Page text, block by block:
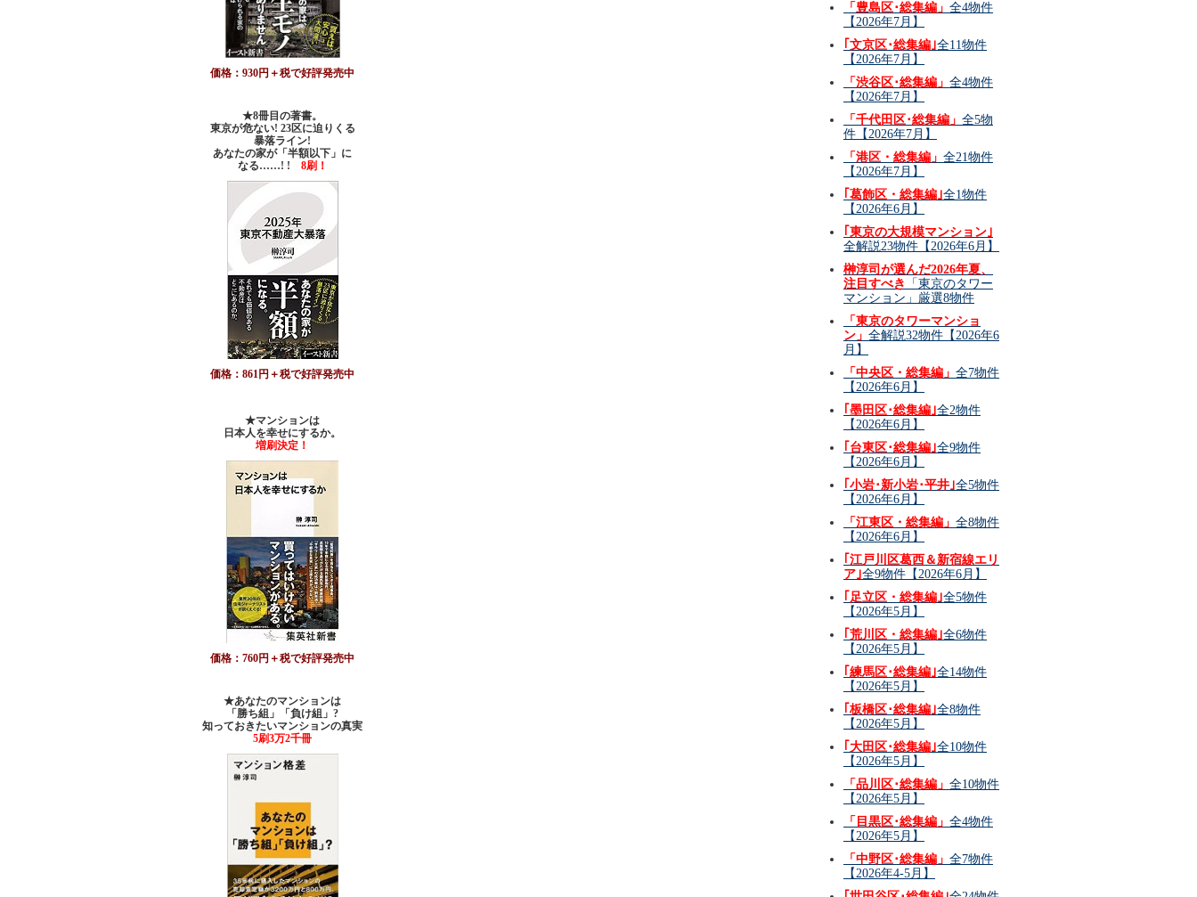
価格：930円＋税で好評発売中
★8冊目の著書。
東京が危ない! 23区に迫りくる
暴落ライン!
あなたの家が「半額以下」に
なる……! ! 8刷！
価格：861円＋税で好評発売中
★マンションは
日本人を幸せにするか。
増刷決定！
価格：760円＋税で好評発売中
★あなたのマンションは
「勝ち組」「負け組」?
知っておきたいマンションの真実
5刷3万2千冊
「豊島区･総集編」 全4物件
【2026年7月】
｢文京区･総集編｣全11物件
【2026年7月】
「渋谷区･総集編」 全4物件
【2026年7月】
「千代田区･総集編」 全5物
件【2026年7月】
「港区・総集編」 全21物件
【2026年7月】
｢葛飾区・総集編｣全1物件
【2026年6月】
｢東京の大規模マンション｣
全解説23物件【2026年6月】
榊淳司が選んだ2026年夏、
注目すべき
「東京のタワー
マンション」厳選8物件
「東京のタワーマンショ
ン」 全解説32物件【2026年6
月】
「中央区・総集編」 全7物件
【2026年6月】
｢墨田区･総集編｣全2物件
【2026年6月】
｢台東区･総集編｣全9物件
【2026年6月】
｢小岩･新小岩･平井｣全5物件
【2026年6月】
「江東区・総集編」 全8物件
【2026年6月】
｢江戸川区葛西＆新宿線エリ
ア｣全9物件【2026年6月】
｢足立区・総集編｣全5物件
【2026年5月】
｢荒川区・総集編｣全6物件
【2026年5月】
｢練馬区･総集編｣全14物件
【2026年5月】
｢板橋区･総集編｣全8物件
【2026年5月】
｢大田区･総集編｣全10物件
【2026年5月】
「品川区･総集編」 全10物件
【2026年5月】
「目黒区･総集編」 全4物件
【2026年5月】
「中野区･総集編」 全7物件
【2026年4-5月】